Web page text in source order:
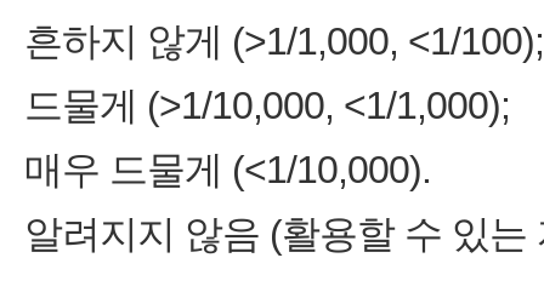
흔하지 않게 (>1/1,000, <1/100);
드물게 (>1/10,000, <1/1,000);
매우 드물게 (<1/10,000).
알려지지 않음 (활용할 수 있